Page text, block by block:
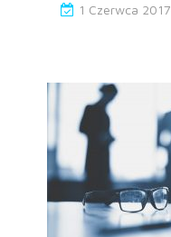
1 Czerwca 2017